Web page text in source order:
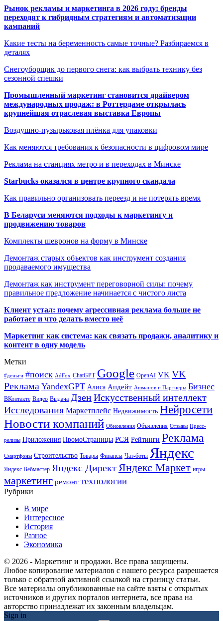
Рынок рекламы и маркетинга в 2026 году: бренды
переходят к гибридным стратегиям и автоматизации
кампаний
Какие тесты на беременность самые точные? Разбираемся в
деталях
Снегоуборщик до первого снега: как выбрать технику без
сезонной спешки
Промышленный маркетинг становится драйвером
международных продаж: в Роттердаме открылась
крупнейшая отраслевая выставка Европы
Воздушно-пузырьковая плёнка для упаковки
Как меняются требования к безопасности в цифровом мире
Реклама на станциях метро и в переходах в Минске
Starbucks оказался в центре крупного скандала
Как правильно организовать переезд и не потерять время
В Беларуси меняются подходы к маркетингу и
продвижению товаров
Комплекты шевронов на форму в Минске
Демонтаж старых объектов как инструмент создания
продаваемого имущества
Демонтаж как инструмент переговорной силы: почему
правильное предложение начинается с чистого листа
Клиент устал: почему агрессивная реклама больше не
работает и что делать вместо неё
Маркетинг как система: как связать продажи, аналитику и
контент в одну модель
Метки
#деньги #поиск AdFox ChatGPT Google OpenAI VK VK
Реклама YandexGPT Алиса Апдейт Ашманов и Партнеры Бизнес
ВКонтакте Видео Выдача ДзенИскусственный интеллект
Исследования Маркетплейс Недвижимость Нейросети
Новости компаний Обновления Объявления Отзывы Пресс-
релизы Приложения ПромоСтраницы РСЯ Рейтинги Реклама
Смартфоны Строительство Товары Финансы Чат-боты Яндекс
Яндекс.Вебмастер Яндекс ДиректЯндекс Маркет игры
маркетинг ремонт технологии
Рубрики
В мире
Интересное
История
Разное
Экономика
© 2026 - Маркетинг и продажи. Все права защищены.
Любое копирование материалов с нашего ресурса разрешается
только с обратной активной ссылкой на страницу статьи.
Все материалы опубликованные на сайте взяты с открытых
источников и других порталов интернета, все права на
авторство принадлежат их законным владельцам.
Sign in